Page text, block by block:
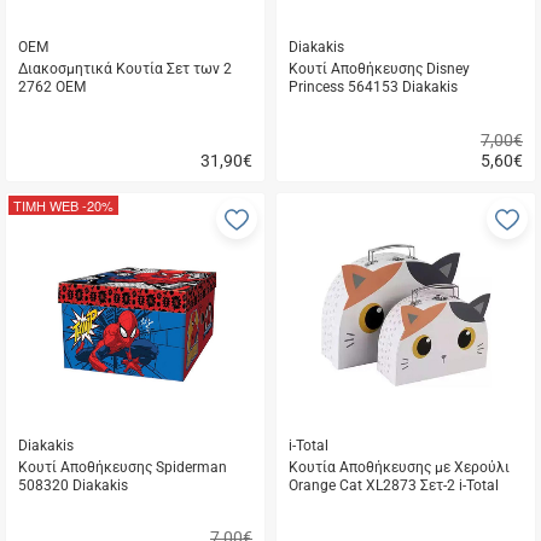
OEM
Διακοσμητικά Κουτία Σετ των 2
2762 ΟΕΜ
31,90€
αγορά
Diakakis
Κουτί Αποθήκευσης Disney
Princess 564153 Diakakis
5,60€
7,00€
Diakakis
Κουτί Αποθήκευσης Spiderman
508320 Diakakis
ΤΙΜΗ WEB-20%
Προσθήκη
αγαπημένα
i-Total
Κουτία Αποθήκευσης με Χερούλι
Orange Cat XL2873 Σετ-2 i-Total